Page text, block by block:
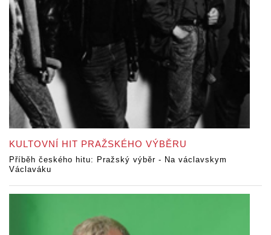
KULTOVNÍ HIT PRAŽSKÉHO VÝBĚRU
Příběh českého hitu: Pražský výběr - Na václavskym
Václaváku